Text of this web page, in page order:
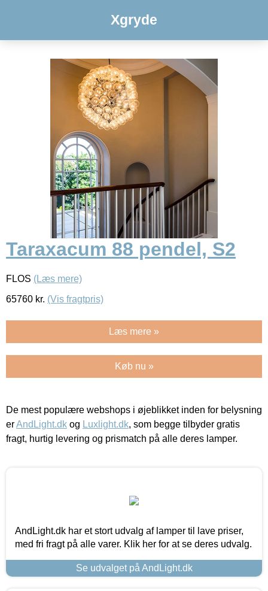
Xgryde
Taraxacum 88 pendel, S2
FLOS (Læs mere)
65760 kr. (Vis fragtpris)
Læs mere »
Køb nu »
De mest populære webshops i øjeblikket inden for belysning
erAndLight.dk og Luxlight.dk, som begge tilbyder gratis
fragt, hurtig levering og prismatch på alle deres lamper.
AndLight.dk har et stort udvalg af lamper til lave priser,
med fri fragt på alle varer. Klik her for at se deres udvalg.
Se udvalget på AndLight.dk